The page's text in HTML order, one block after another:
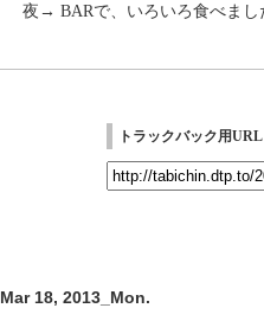
夜→ BARで、いろいろ食べまし
トラックバック用URL
Mar 18, 2013_Mon.